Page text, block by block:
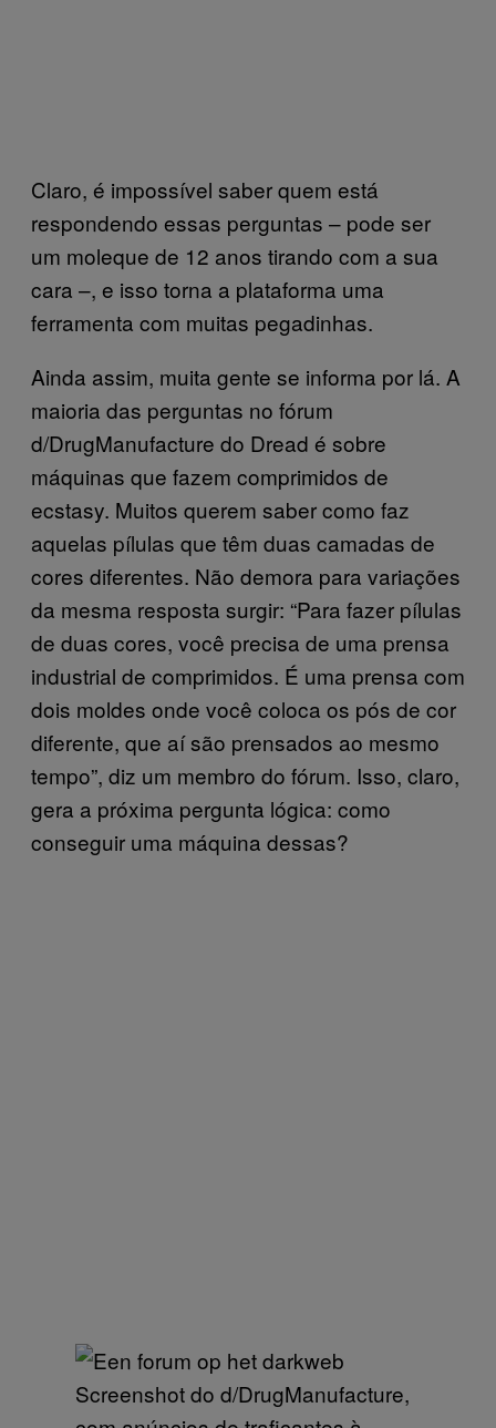
Claro, é impossível saber quem está
respondendo essas perguntas – pode ser
um moleque de 12 anos tirando com a sua
cara –, e isso torna a plataforma uma
ferramenta com muitas pegadinhas.
Ainda assim, muita gente se informa por lá. A
maioria das perguntas no fórum
d/DrugManufacture do Dread é sobre
máquinas que fazem comprimidos de
ecstasy. Muitos querem saber como faz
aquelas pílulas que têm duas camadas de
cores diferentes. Não demora para variações
da mesma resposta surgir: “Para fazer pílulas
de duas cores, você precisa de uma prensa
industrial de comprimidos. É uma prensa com
dois moldes onde você coloca os pós de cor
diferente, que aí são prensados ao mesmo
tempo”, diz um membro do fórum. Isso, claro,
gera a próxima pergunta lógica: como
conseguir uma máquina dessas?
Screenshot do d/DrugManufacture,